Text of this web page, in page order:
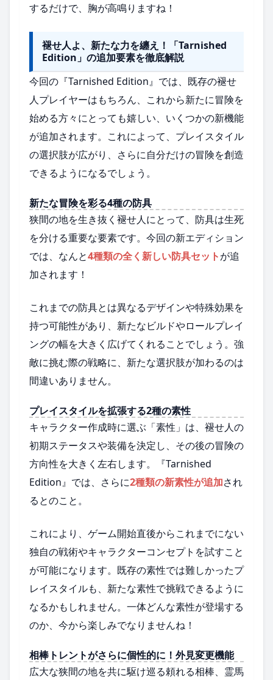
するだけで、胸が高鳴りますね！
褪せ人よ、新たな力を纏え！「Tarnished
Edition」の追加要素を徹底解説
今回の『Tarnished Edition』では、既存の褪せ
人プレイヤーはもちろん、これから新たに冒険を
始める方々にとっても嬉しい、いくつかの新機能
が追加されます。これによって、プレイスタイル
の選択肢が広がり、さらに自分だけの冒険を創造
できるようになるでしょう。
新たな冒険を彩る4種の防具
狭間の地を生き抜く褪せ人にとって、防具は生死
を分ける重要な要素です。今回の新エディション
では、なんと4種類の全く新しい防具セットが追
加されます！
これまでの防具とは異なるデザインや特殊効果を
持つ可能性があり、新たなビルドやロールプレイ
ングの幅を大きく広げてくれることでしょう。強
敵に挑む際の戦略に、新たな選択肢が加わるのは
間違いありません。
プレイスタイルを拡張する2種の素性
キャラクター作成時に選ぶ「素性」は、褪せ人の
初期ステータスや装備を決定し、その後の冒険の
方向性を大きく左右します。『Tarnished
Edition』では、さらに2種類の新素性が追加され
るとのこと。
これにより、ゲーム開始直後からこれまでにない
独自の戦術やキャラクターコンセプトを試すこと
が可能になります。既存の素性では難しかったプ
レイスタイルも、新たな素性で挑戦できるように
なるかもしれません。一体どんな素性が登場する
のか、今から楽しみでなりませんね！
相棒トレントがさらに個性的に！外見変更機能
広大な狭間の地を共に駆け巡る頼れる相棒、霊馬